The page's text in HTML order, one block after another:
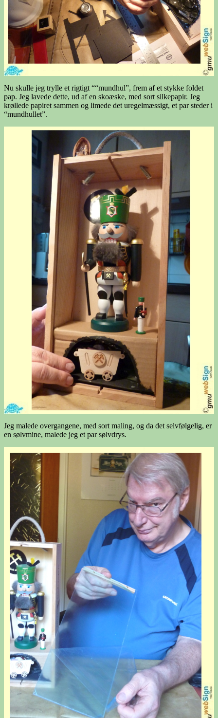
Nu skulle jeg trylle et rigtigt ““mundhul”, frem af et stykke foldet
pap. Jeg lavede dette, ud af en skoæske, med sort silkepapir. Jeg
krøllede papiret sammen og limede det uregelmæssigt, et par steder i
“mundhullet”.
Jeg malede overgangene, med sort maling, og da det selvfølgelig, er
en sølvmine, malede jeg et par sølvdrys.